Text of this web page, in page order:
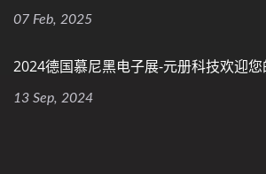
07 Feb, 2025
2024德国慕尼黑电子展-元册科技欢迎
13 Sep, 2024